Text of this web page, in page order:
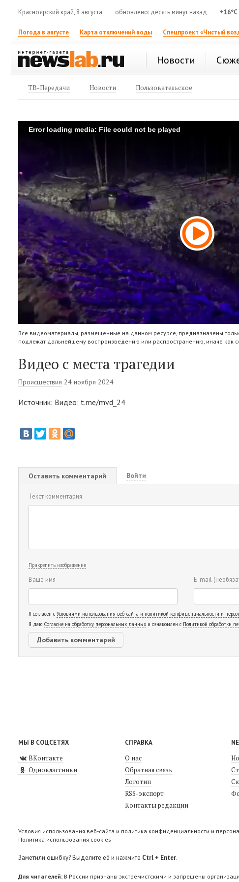
Красноярский край, 8 августа обновлено: десять минут назад +16°C
Погода в августе Карта отключений воды Спецпроект «Чистый
Новости
ТВ-Передачи Новости Пользовательское
Error loading media: File could not be played
Все видеоматериалы, размещенные на данном ресурсе, предназначены
подлежат дальнейшему воспроизведению или распространению, иначе как
Видео с места трагедии
Происшествия 24 ноября 2024
Источник: Видео: t.me/mvd_24
Оставить комментарий Войти
Текст комментария
Прикрепить изображение
Ваше имя E-mail
Я согласен с Условиями использования веб-сайта и политикой конфиденциальности и
Я даю Согласие на обработку персональных данных и ознакомлен с Политикой обработки
МЫ В СОЦСЕТЯХ
ВКонтакте
Одноклассники
СПРАВКА
О нас
Обратная связь
Логотип
RSS-экспорт
Контакты редакции
Условия использования веб-сайта и политика конфиденциальности и
Политика использования cookies
Заметили ошибку? Выделите её и нажмите Ctrl + Enter.
Для читателей: В России признаны экстремистскими и запрещены